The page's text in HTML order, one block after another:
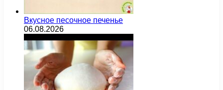
Вкусное песочное печенье
06.08.2026